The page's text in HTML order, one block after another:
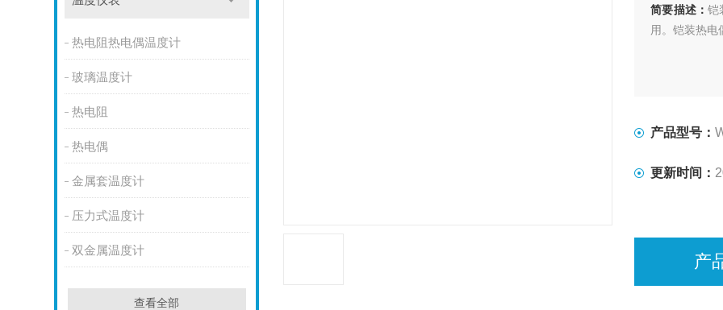
热电阻热电偶温度计
玻璃温度计
热电阻
热电偶
金属套温度计
压力式温度计
双金属温度计
查看全部
简要描述： 铠
用。铠装热
产品型号：
更新时间：
产